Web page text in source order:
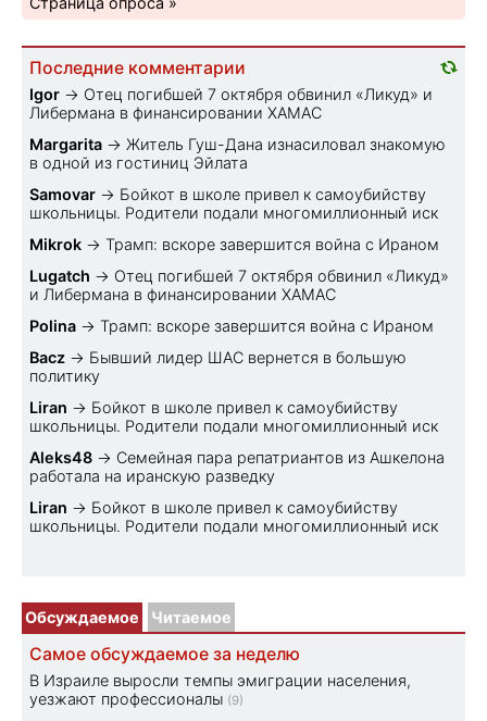
Последние комментарии
Igor → Отец погибшей 7 октября обвинил «Ликуд» и
Либермана в финансировании ХАМАС
Margarita → Житель Гуш-Дана изнасиловал знакомую
в одной из гостиниц Эйлата
Samovar → Бойкот в школе привел к самоубийству
школьницы. Родители подали многомиллионный иск
Mikrok → Трамп: вскоре завершится война с Ираном
Lugatch → Отец погибшей 7 октября обвинил «Ликуд»
и Либермана в финансировании ХАМАС
Polina → Трамп: вскоре завершится война с Ираном
Bacz → Бывший лидер ШАС вернется в большую
политику
Liran → Бойкот в школе привел к самоубийству
школьницы. Родители подали многомиллионный иск
Aleks48 → Семейная пара репатриантов из Ашкелона
работала на иранскую разведку
Liran → Бойкот в школе привел к самоубийству
школьницы. Родители подали многомиллионный иск
Обсуждаемое Читаемое
Самое обсуждаемое за неделю
В Израиле выросли темпы эмиграции населения,
уезжают профессионалы (9)